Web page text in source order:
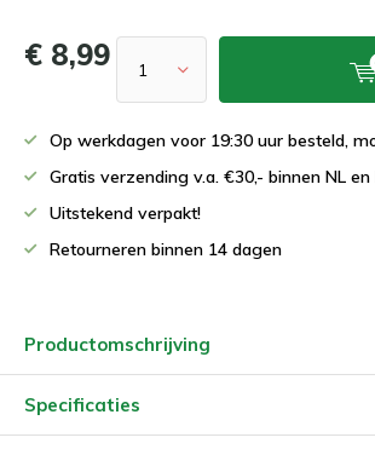
€ 8,99
Op werkdagen voor 19:30 uur besteld,
Gratis verzending v.a. €30,- binnen NL en
Uitstekend verpakt!
Retourneren binnen 14 dagen
Productomschrijving
Specificaties